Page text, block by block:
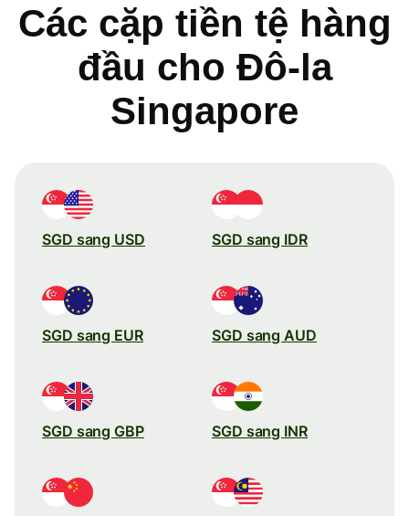
Các cặp tiền tệ hàng
đầu cho Đô-la
Singapore
SGD sang USD SGD sang IDR
SGD sang EUR SGD sang AUD
SGD sang GBP SGD sang INR